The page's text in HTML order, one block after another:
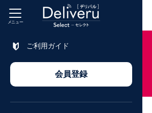
メニュー
ご利用ガイド
会員登録